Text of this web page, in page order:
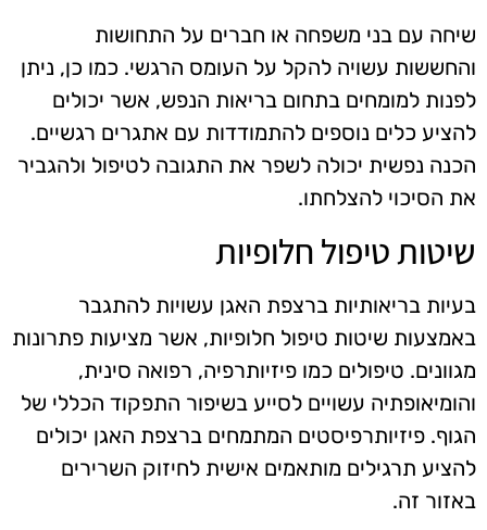
שיחה עם בני משפחה או חברים על התחושות
והחששות עשויה להקל על העומס הרגשי. כמו כן, ניתן
לפנות למומחים בתחום בריאות הנפש, אשר יכולים
להציע כלים נוספים להתמודדות עם אתגרים רגשיים.
הכנה נפשית יכולה לשפר את התגובה לטיפול ולהגביר
את הסיכוי להצלחתו.
שיטות טיפול חלופיות
בעיות בריאותיות ברצפת האגן עשויות להתגבר
באמצעות שיטות טיפול חלופיות, אשר מציעות פתרונות
מגוונים. טיפולים כמו פיזיותרפיה, רפואה סינית,
והומיאופתיה עשויים לסייע בשיפור התפקוד הכללי של
הגוף. פיזיותרפיסטים המתמחים ברצפת האגן יכולים
להציע תרגילים מותאמים אישית לחיזוק השרירים
באזור זה.